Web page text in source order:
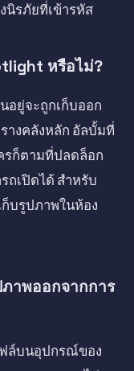
นิรภัยที่เข้ารหัส
หรือไม่?
ยู่จะถูกเก็บออก
างคลังหลัก อัลบั้มที่
รก็ตามที่ปลดล็อก
ถเปิดได้ สำหรับ
บรูปภาพในห้อง
าพออกจากการ
ฟล์บนอุปกรณ์ของ